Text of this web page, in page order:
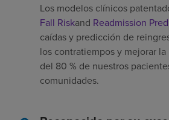
Los modelos clínicos
Fall Riskand Readmission
caídas y predicción de
los contratiempos y mejorar
del 80 % de nuestros
comunidades.